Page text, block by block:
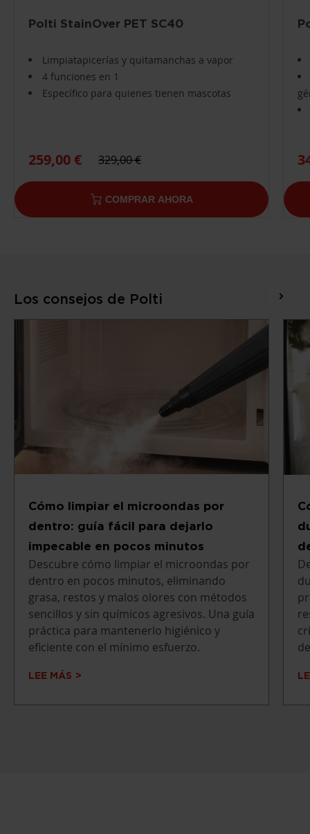
Polti StainOver PET SC40
Limpiatapicerías y quitamanchas a vapor
4 funciones en 1
Específico para quienes tienen mascotas
259,00 € 329,00 €
COMPRAR AHORA
Los consejos de Polti
Cómo limpiar el microondas por
dentro: guía fácil para dejarlo
impecable en pocos minutos
Descubre cómo limpiar el microondas por
dentro en pocos minutos, eliminando
grasa, restos y malos olores con métodos
sencillos y sin químicos agresivos. Una guía
práctica para mantenerlo higiénico y
eficiente con el mínimo esfuerzo.
LEE MÁS